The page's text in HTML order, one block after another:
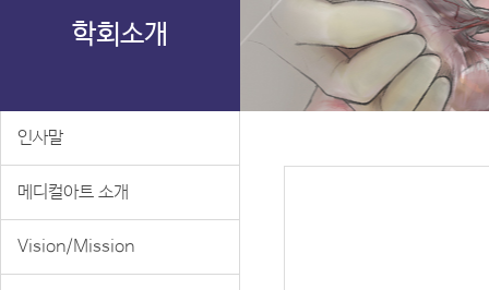
학회소개
인사말
메디컬아트 소개
Vision/Mission